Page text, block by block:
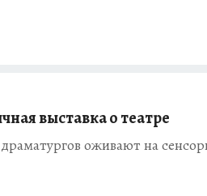
выставка о театре
оживают на